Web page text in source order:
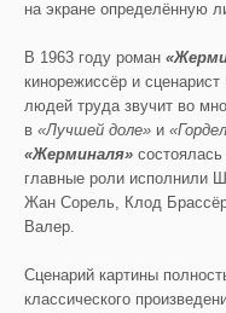
на экране определённую
В 1963 году роман
кинорежиссёр и
людей труда звучит во
в «Лучшей доле» и
«Жерминаля» состоялась
главные роли исполнили
Жан Сорель, Клод
Валер.
Сценарий картины
классического